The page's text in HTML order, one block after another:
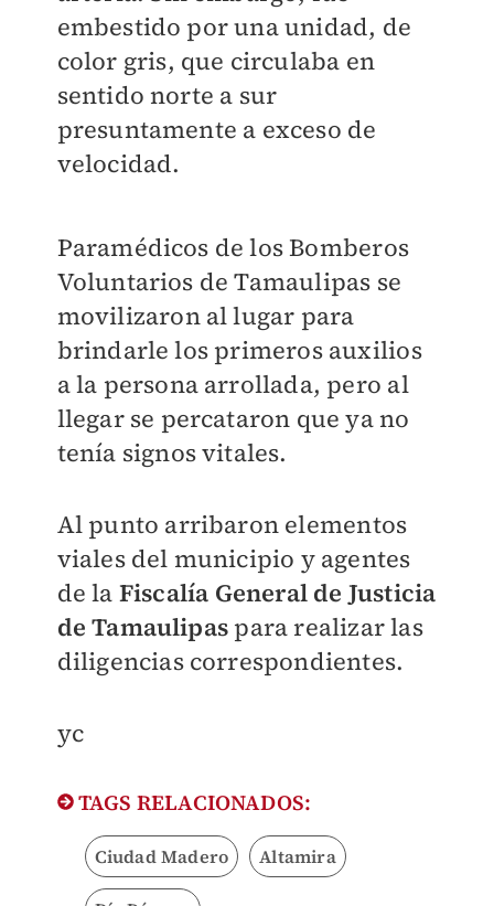
embestido por una unidad, de
color gris, que circulaba en
sentido norte a sur
presuntamente a exceso de
velocidad.
Paramédicos de los Bomberos
Voluntarios de Tamaulipas se
movilizaron al lugar para
brindarle los primeros auxilios
a la persona arrollada, pero al
llegar se percataron que ya no
tenía signos vitales.
Al punto arribaron elementos
viales del municipio y agentes
de la Fiscalía General de Justicia
de Tamaulipas para realizar las
diligencias correspondientes.
yc
TAGS RELACIONADOS:
Ciudad Madero Altamira